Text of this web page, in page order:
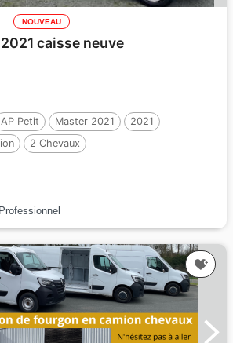
NOUVEAU
caisse neuve
AP Petit Master 2021
2021
2 Chevaux
Professionnel